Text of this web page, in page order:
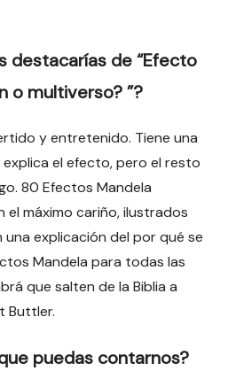
destacarías de “Efecto
o multiverso? ”?
y entretenido. Tiene una
el efecto, pero el resto
80 Efectos Mandela
el máximo cariño, ilustrados
explicación del por qué se
Mandela para todas las
que salten de la Biblia a
Buttler.
puedas contarnos?